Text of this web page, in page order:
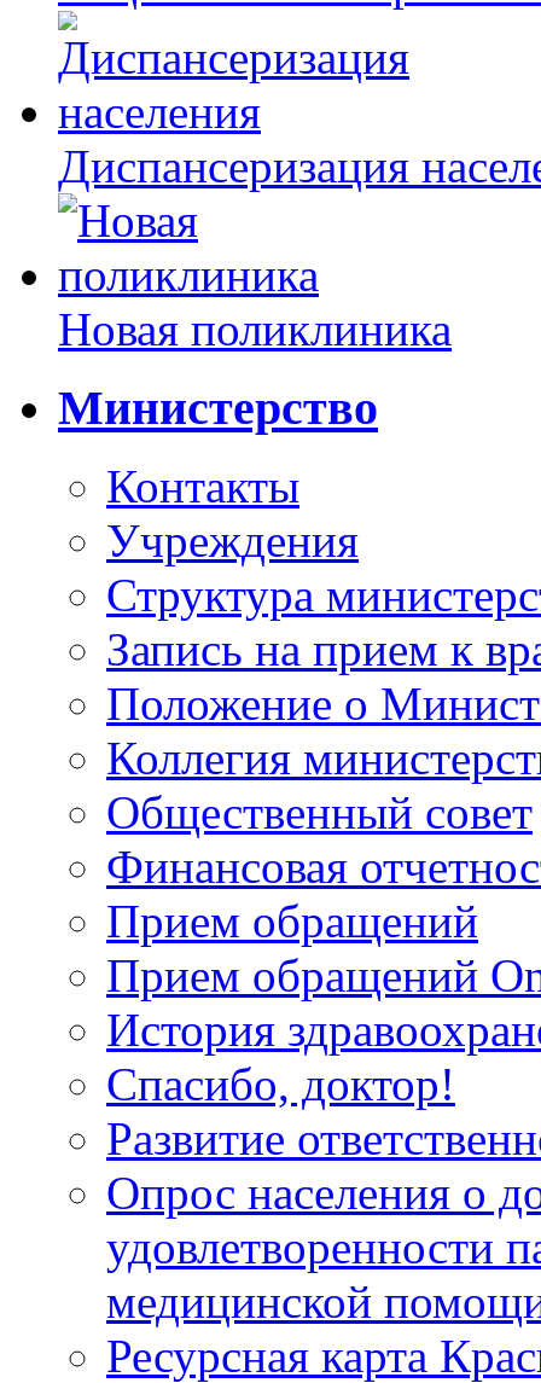
Диспансеризация
Новая поликлиника
Министерство
Контакты
Учреждения
Структура
Запись на прием к
Положение о
Коллегия
Общественный совет
Финансовая
Прием обращений
Прием обращений
История
Спасибо, доктор!
Развитие
Опрос населения о
удовлетворенности
медицинской
Ресурсная карта